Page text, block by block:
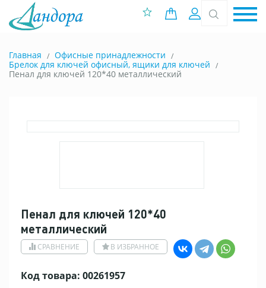
0 позиций
Вход
Главная
Офисные принадлежности
Брелок для ключей офисный, ящики для ключей
Пенал для ключей 120*40 металлический
Пенал для ключей 120*40
металлический
СРАВНЕНИЕ В ИЗБРАННОЕ
Код товара: 00261957